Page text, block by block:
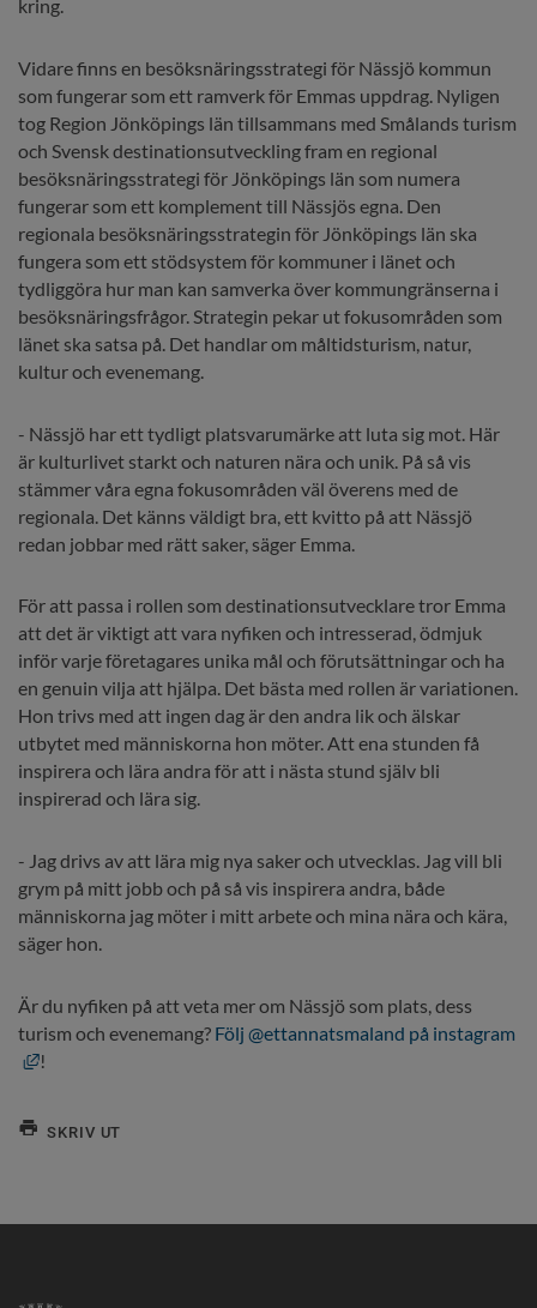
kring.
Vidare finns en besöksnäringsstrategi för Nässjö kommun
som fungerar som ett ramverk för Emmas uppdrag. Nyligen
tog Region Jönköpings län tillsammans med Smålands turism
och Svensk destinationsutveckling fram en regional
besöksnäringsstrategi för Jönköpings län som numera
fungerar som ett komplement till Nässjös egna. Den
regionala besöksnäringsstrategin för Jönköpings län ska
fungera som ett stödsystem för kommuner i länet och
tydliggöra hur man kan samverka över kommungränserna i
besöksnäringsfrågor. Strategin pekar ut fokusområden som
länet ska satsa på. Det handlar om måltidsturism, natur,
kultur och evenemang.
- Nässjö har ett tydligt platsvarumärke att luta sig mot. Här
är kulturlivet starkt och naturen nära och unik. På så vis
stämmer våra egna fokusområden väl överens med de
regionala. Det känns väldigt bra, ett kvitto på att Nässjö
redan jobbar med rätt saker, säger Emma.
För att passa i rollen som destinationsutvecklare tror Emma
att det är viktigt att vara nyfiken och intresserad, ödmjuk
inför varje företagares unika mål och förutsättningar och ha
en genuin vilja att hjälpa. Det bästa med rollen är variationen.
Hon trivs med att ingen dag är den andra lik och älskar
utbytet med människorna hon möter. Att ena stunden få
inspirera och lära andra för att i nästa stund själv bli
inspirerad och lära sig.
- Jag drivs av att lära mig nya saker och utvecklas. Jag vill bli
grym på mitt jobb och på så vis inspirera andra, både
människorna jag möter i mitt arbete och mina nära och kära,
säger hon.
Är du nyfiken på att veta mer om Nässjö som plats, dess
turism och evenemang? Följ @ettannatsmaland på instagram
Länk till annan webbplats, öppnas i nytt fönster.
!
SKRIV UT